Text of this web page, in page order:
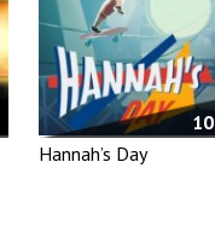
10
Hannah’s Day